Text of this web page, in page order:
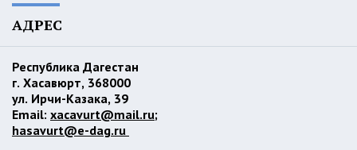
АДРЕС
Республика Дагестан
г. Хасавюрт, 368000
ул. Ирчи-Казака, 39
Email: xacavurt@mail.ru;
hasavurt@e-dag.ru